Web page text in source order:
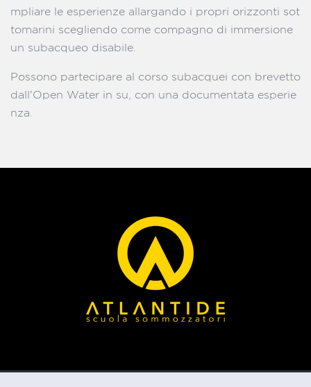
mpliare le esperienze allargando i propri orizzonti sot
tomarini scegliendo come compagno di immersione
un subacqueo disabile.
Possono partecipare al corso subacquei con brevetto
dall'Open Water in su, con una documentata esperie
nza.